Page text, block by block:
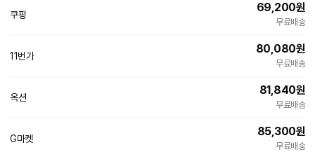
쿠팡
69,200원
무료배송
11번가
80,080원
무료배송
옥션
81,840원
무료배송
G마켓
85,300원
무료배송